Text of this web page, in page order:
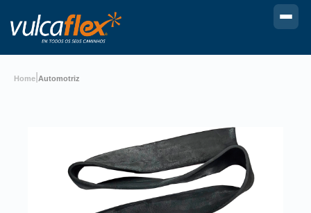
Home Automotriz